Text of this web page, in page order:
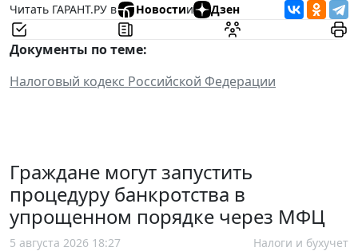
Читать ГАРАНТ.РУ в
Новостии Дзен
Документы по теме:
Налоговый кодекс Российской Федерации
Граждане могут запустить
процедуру банкротства в
упрощенном порядке через МФЦ
5 августа 2026 18:27 Налоги и бухучет